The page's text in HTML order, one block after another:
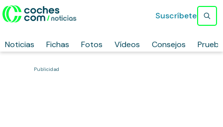
Noticias Fichas Fotos Vídeos Consejos
Suscríbete
Publicidad